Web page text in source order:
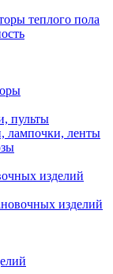
теплого пола
пульты
лампочки, ленты
изделий
изделий